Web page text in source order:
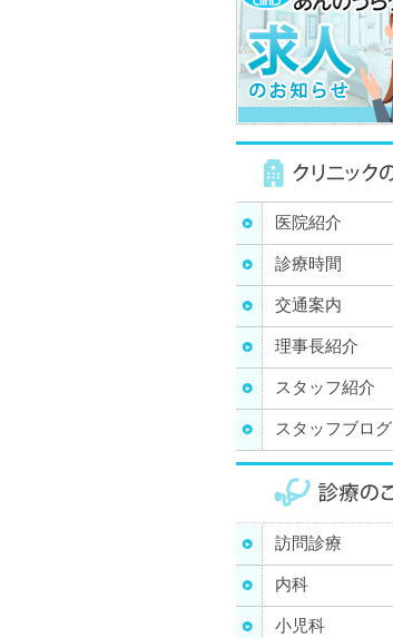
医院紹介
診療時間
交通案内
理事長紹介
スタッフ紹介
スタッフブログ
訪問診療
内科
小児科